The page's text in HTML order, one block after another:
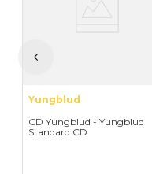
Yungblud
CD Yungblud - Yungblud
Standard CD